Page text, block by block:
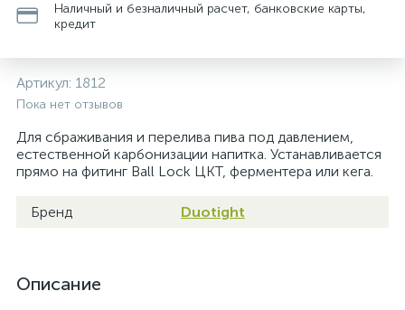
Наличный и безналичный расчет, банковские карты,
кредит
Артикул: 1812
Пока нет отзывов
Для сбраживания и перелива пива под давлением,
естественной карбонизации напитка. Устанавливается
прямо на фитинг Ball Lock ЦКТ, ферментера или кега.
Бренд Duotight
Описание